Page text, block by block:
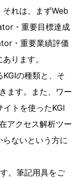
れは、まずWeb
・重要目標達成
・重要業績評価
ります。
の種類と、そ
ます。また、ワー
トを使ったKGI
アクセス解析ツー
ないという方に
。筆記用具をご